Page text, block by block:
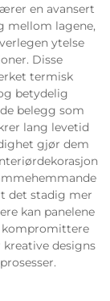
en avansert
mellom lagene,
ytelse
Disse
termisk
betydelig
belegg som
lang levetid
gjør dem
det stadig mer
kan panelene
kompromittere
designs